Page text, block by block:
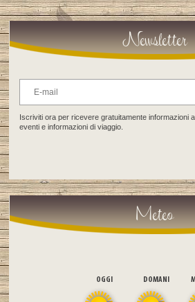
Newsletter
Iscriviti ora per ricevere gratuitamente informazioni
eventi e informazioni di viaggio.
Meteo
OGGI DOMANI